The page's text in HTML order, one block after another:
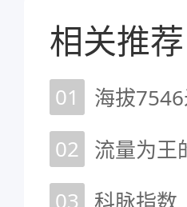
相关推荐
01
海拔
02 流量为王
03